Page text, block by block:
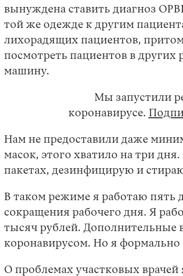
вынуждена ставить диагноз
той же одежде к другим
лихорадящих пациентов,
посмотреть пациентов в
машину.
Мы запустили
коронавирусе.
Нам не предоставили даже
масок, этого хватило на три
пакетах, дезинфицирую и
В таком режиме я работаю пять
сокращения рабочего дня. Я
тысяч рублей. Дополнительные
коронавирусом. Но я формально
О проблемах участковых врачей